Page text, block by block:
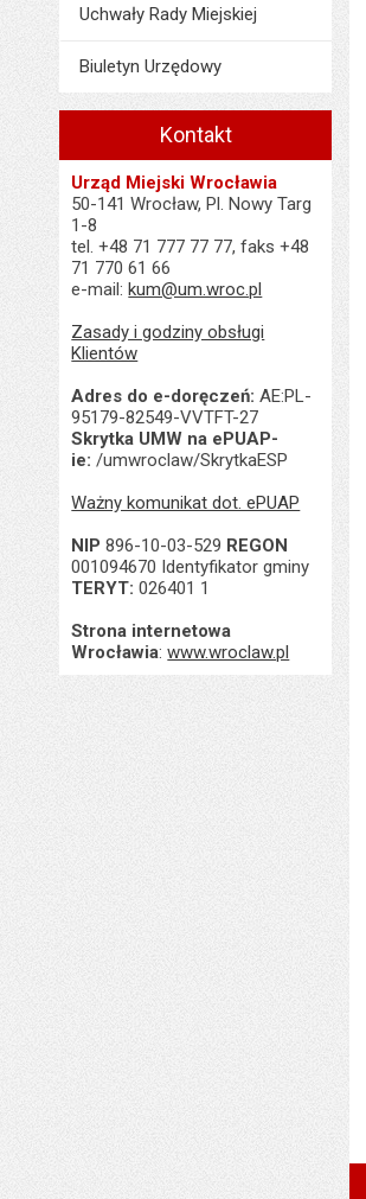
Uchwały Rady Miejskiej
Biuletyn Urzędowy
Kontakt
Urząd Miejski Wrocławia
50-141 Wrocław, Pl. Nowy Targ
1-8
tel. +48 71 777 77 77, faks +48
71 770 61 66
e-mail:kum@um.wroc.pl
Zasady i godziny obsługi
Klientów
Adres do e-doręczeń: AE:PL-
95179-82549-VVTFT-27
Skrytka UMW na ePUAP-
ie: /umwroclaw/SkrytkaESP
Ważny komunikat dot. ePUAP
NIP 896-10-03-529 REGON
001094670 Identyfikator gminy
TERYT: 026401 1
Strona internetowa
Wrocławia:www.wroclaw.pl